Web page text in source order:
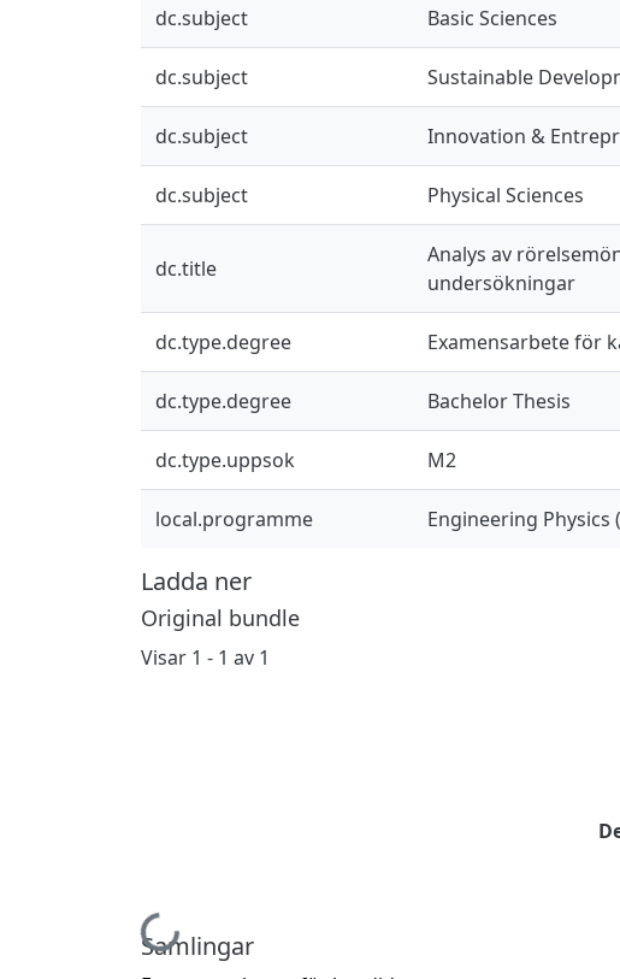
dc.subject Basic Sciences
dc.subject Sustainable
dc.subject Innovation &
dc.subject Physical Sciences
dc.title
Analys av
undersökningar
dc.type.degree Examensarbete för
dc.type.degree Bachelor Thesis
dc.type.uppsok M2
local.programme Engineering Physics
Ladda ner
Original bundle
Visar 1 - 1 av 1
Hämtar...
Samlingar